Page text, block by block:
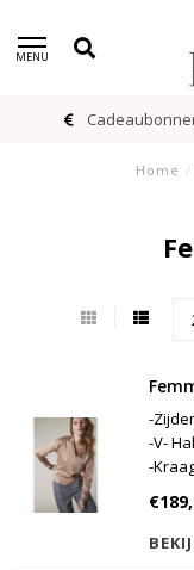
MENU
Home /
-
-V-
-